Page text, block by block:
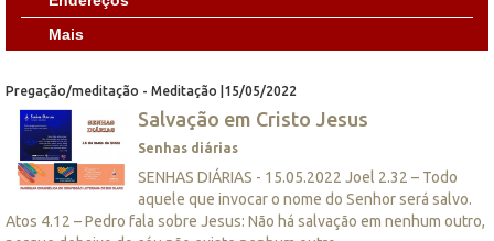
Mais
Pregação/meditação - Meditação |15/05/2022
Salvação em Cristo Jesus
Senhas diárias
SENHAS DIÁRIAS - 15.05.2022 Joel 2.32 – Todo
aquele que invocar o nome do Senhor será salvo.
Atos 4.12 – Pedro fala sobre Jesus: Não há salvação em nenhum outro,